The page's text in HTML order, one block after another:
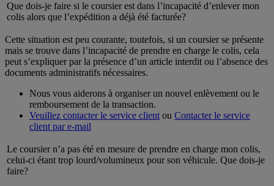
Que dois-je faire si le coursier est dans l’incapacité d’enlever mon
colis alors que l’expédition a déjà été facturée?
Cette situation est peu courante, toutefois, si un coursier se présente
mais se trouve dans l’incapacité de prendre en charge le colis, cela
peut s’expliquer par la présence d’un article interdit ou l’absence des
documents administratifs nécessaires.
Nous vous aiderons à organiser un nouvel enlèvement ou le
remboursement de la transaction.
Veuillez contacter le service clientou Contacter le service
client par e-mail
Le coursier n’a pas été en mesure de prendre en charge mon colis,
celui-ci étant trop lourd/volumineux pour son véhicule. Que dois-je
faire?